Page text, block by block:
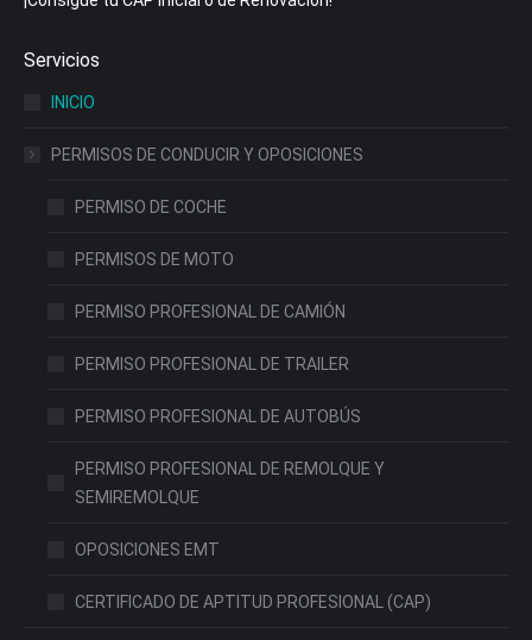
Servicios
INICIO
PERMISOS DE CONDUCIR Y OPOSICIONES
PERMISO DE COCHE
PERMISOS DE MOTO
PERMISO PROFESIONAL DE CAMIÓN
PERMISO PROFESIONAL DE TRAILER
PERMISO PROFESIONAL DE AUTOBÚS
PERMISO PROFESIONAL DE REMOLQUE Y
SEMIREMOLQUE
OPOSICIONES EMT
CERTIFICADO DE APTITUD PROFESIONAL (CAP)